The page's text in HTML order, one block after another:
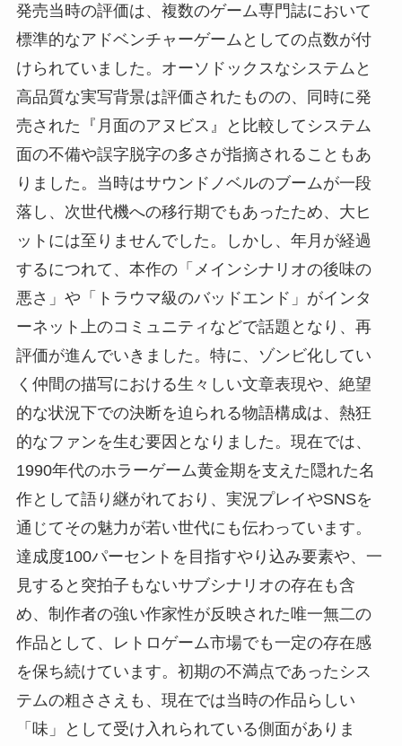
発売当時の評価は、複数のゲーム専門誌において
標準的なアドベンチャーゲームとしての点数が付
けられていました。オーソドックスなシステムと
高品質な実写背景は評価されたものの、同時に発
売された『月面のアヌビス』と比較してシステム
面の不備や誤字脱字の多さが指摘されることもあ
りました。当時はサウンドノベルのブームが一段
落し、次世代機への移行期でもあったため、大ヒ
ットには至りませんでした。しかし、年月が経過
するにつれて、本作の「メインシナリオの後味の
悪さ」や「トラウマ級のバッドエンド」がインタ
ーネット上のコミュニティなどで話題となり、再
評価が進んでいきました。特に、ゾンビ化してい
く仲間の描写における生々しい文章表現や、絶望
的な状況下での決断を迫られる物語構成は、熱狂
的なファンを生む要因となりました。現在では、
1990年代のホラーゲーム黄金期を支えた隠れた名
作として語り継がれており、実況プレイやSNSを
通じてその魅力が若い世代にも伝わっています。
達成度100パーセントを目指すやり込み要素や、一
見すると突拍子もないサブシナリオの存在も含
め、制作者の強い作家性が反映された唯一無二の
作品として、レトロゲーム市場でも一定の存在感
を保ち続けています。初期の不満点であったシス
テムの粗ささえも、現在では当時の作品らしい
「味」として受け入れられている側面がありま